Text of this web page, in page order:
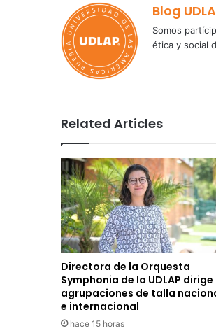
Blog
Somos
ética y social
Related Articles
Directora de la Orquesta
Symphonia de la UDLAP dirige
agrupaciones de talla
e internacional
hace 15 horas